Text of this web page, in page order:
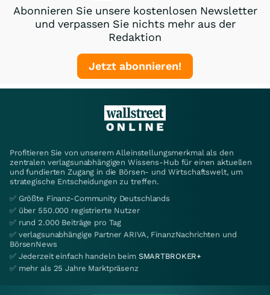
Abonnieren Sie unsere kostenlosen Newsletter
und verpassen Sie nichts mehr aus der
Redaktion
Jetzt abonnieren!
Profitieren Sie von unserem Alleinstellungsmerkmal als den
zentralen verlagsunabhängigen Wissens-Hub für einen aktuellen
und fundierten Zugang in die Börsen- und Wirtschaftswelt, um
strategische Entscheidungen zu treffen.
✅ Größte Finanz-Community Deutschlands
✅ über 550.000 registrierte Nutzer
✅ rund 2.000 Beiträge pro Tag
✅ verlagsunabhängige Partner ARIVA, FinanzNachrichten und
BörsenNews
✅ Jederzeit einfach handeln beim SMARTBROKER+
✅ mehr als 25 Jahre Marktpräsenz